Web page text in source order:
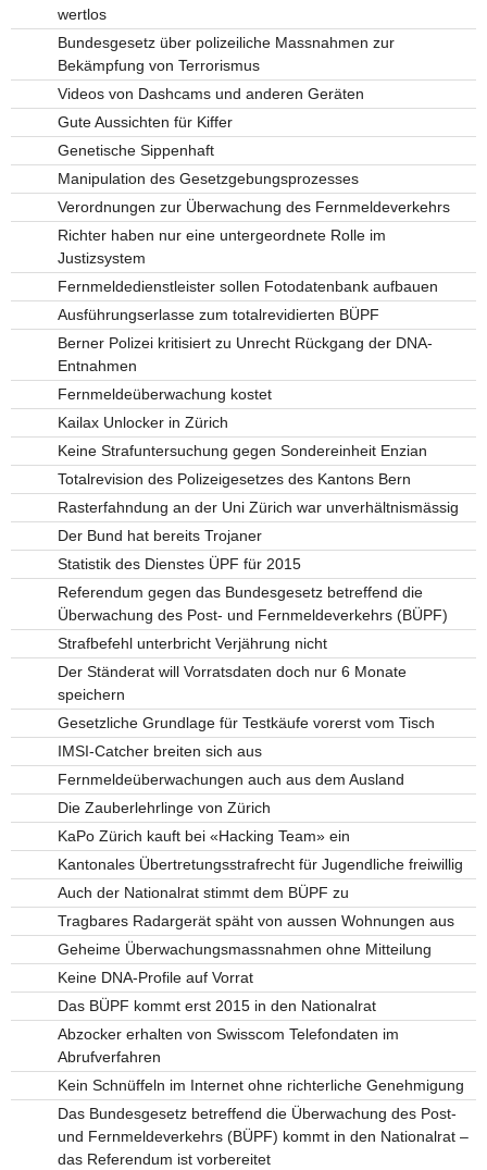
wertlos
Bundesgesetz über polizeiliche Massnahmen zur
Bekämpfung von Terrorismus
Videos von Dashcams und anderen Geräten
Gute Aussichten für Kiffer
Genetische Sippenhaft
Manipulation des Gesetzgebungsprozesses
Verordnungen zur Überwachung des Fernmeldeverkehrs
Richter haben nur eine untergeordnete Rolle im
Justizsystem
Fernmeldedienstleister sollen Fotodatenbank aufbauen
Ausführungserlasse zum totalrevidierten BÜPF
Berner Polizei kritisiert zu Unrecht Rückgang der DNA-
Entnahmen
Fernmeldeüberwachung kostet
Kailax Unlocker in Zürich
Keine Strafuntersuchung gegen Sondereinheit Enzian
Totalrevision des Polizeigesetzes des Kantons Bern
Rasterfahndung an der Uni Zürich war unverhältnismässig
Der Bund hat bereits Trojaner
Statistik des Dienstes ÜPF für 2015
Referendum gegen das Bundesgesetz betreffend die
Überwachung des Post- und Fernmeldeverkehrs (BÜPF)
Strafbefehl unterbricht Verjährung nicht
Der Ständerat will Vorratsdaten doch nur 6 Monate
speichern
Gesetzliche Grundlage für Testkäufe vorerst vom Tisch
IMSI-Catcher breiten sich aus
Fernmeldeüberwachungen auch aus dem Ausland
Die Zauberlehrlinge von Zürich
KaPo Zürich kauft bei «Hacking Team» ein
Kantonales Übertretungsstrafrecht für Jugendliche freiwillig
Auch der Nationalrat stimmt dem BÜPF zu
Tragbares Radargerät späht von aussen Wohnungen aus
Geheime Überwachungsmassnahmen ohne Mitteilung
Keine DNA-Profile auf Vorrat
Das BÜPF kommt erst 2015 in den Nationalrat
Abzocker erhalten von Swisscom Telefondaten im
Abrufverfahren
Kein Schnüffeln im Internet ohne richterliche Genehmigung
Das Bundesgesetz betreffend die Überwachung des Post-
und Fernmeldeverkehrs (BÜPF) kommt in den Nationalrat –
das Referendum ist vorbereitet